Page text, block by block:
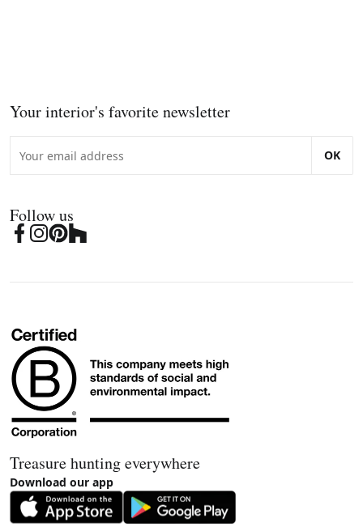
Your interior's favorite newsletter
OK
Follow us
Treasure hunting everywhere
Download our app